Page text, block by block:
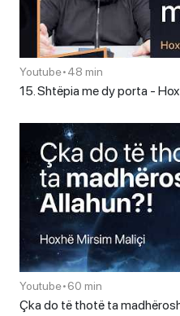
Youtube•48 min
15. Shtëpia me dy porta -
Youtube•60 min
Çka do të thotë ta